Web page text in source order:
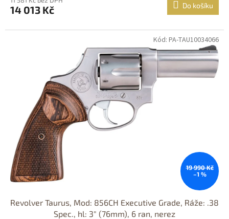
14 013 Kč Do košíku
19 990 Kč
–1 %
Revolver Taurus, Mod: 856CH Executive Grade, Ráže: .38
Spec., hl: 3" (76mm), 6 ran, nerez
Kód: PA-TAU10034066